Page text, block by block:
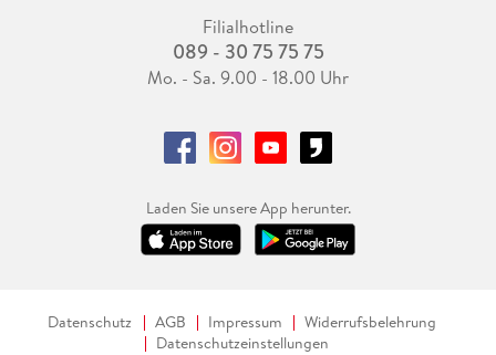
Filialhotline
089 - 30 75 75 75
Mo. - Sa. 9.00 - 18.00 Uhr
Laden Sie unsere App herunter.
Datenschutz AGB Impressum
Widerrufsbelehrung
Datenschutzeinstellungen